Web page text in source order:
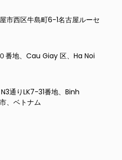
市西区牛島町6-1名古屋ルーセ
番地、Cau Giay 区、Ha Noi
通りLK7-31番地、Binh
、ベトナム